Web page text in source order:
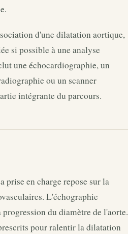
d'une dilatation aortique,
si possible à une analyse
une échocardiographie, un
ou un scanner
intégrante du parcours.
en charge repose sur la
L'échographie
du diamètre de l'aorte.
pour ralentir la dilatation